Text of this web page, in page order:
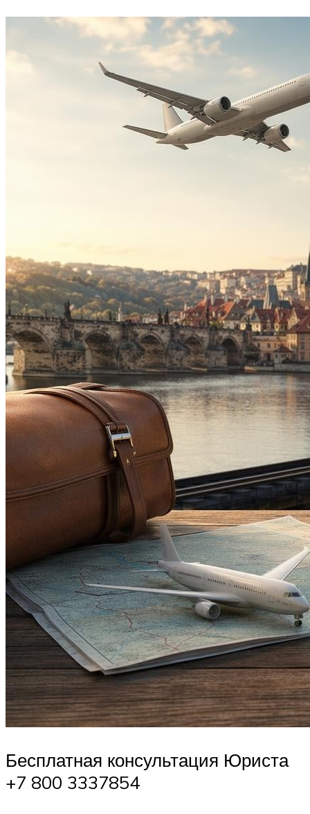
Бесплатная консультация Юриста
+7 800 3337854